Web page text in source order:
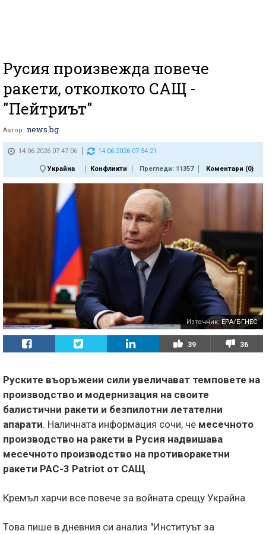
Русия произвежда повече
ракети, отколкото САЩ -
"Пейтриът"
Автор: news.bg
14.06.2026 07:47:06 14.06.2026 07:54:21
Украйна Конфликти Прегледи: 11357 Коментари (0)
Източник: EPA/БГНЕС
39 36
Руските въоръжени сили увеличават темповете на
производство и модернизация на своите
балистични ракети и безпилотни летателни
апарати. Наличната информация сочи, че месечното
производство на ракети в Русия надвишава
месечното производство на противоракетни
ракети PAC-3 Patriot от САЩ.
Кремъл харчи все повече за войната срещу Украйна.
Това пише в дневния си анализ "Институът за